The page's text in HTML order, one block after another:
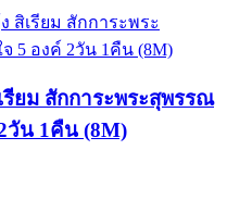
ยม สักการะพระสุพรรณ
วัน 1คืน (8M)